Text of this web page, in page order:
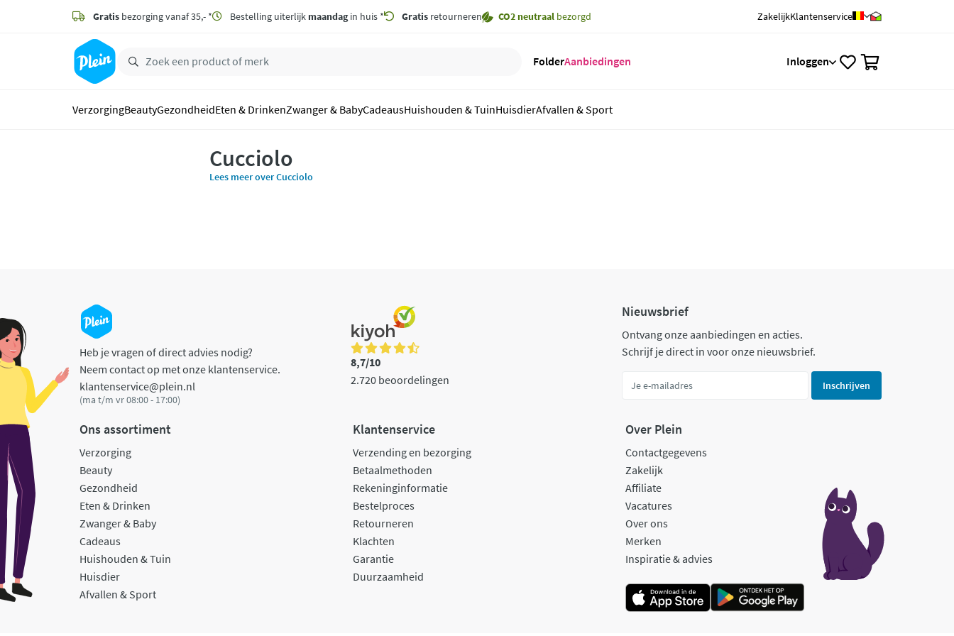
zoeken
hoofdinhoud
Gratis bezorging vanaf 35,- * Bestelling uiterlijk maandagin huis * Gratis retourneren CO2 neutraal bezorgd ZakelijkKlantenservice
FolderAanbiedingen Inloggen
VerzorgingBeautyGezondheidEten & DrinkenZwanger & BabyCadeausHuishouden & TuinHuisdierAfvallen & Sport
Cucciolo
Lees meer over Cucciolo
Heb je vragen of direct advies nodig?
Neem contact op met onze klantenservice.
klantenservice@plein.nl
(ma t/m vr 08:00 - 17:00)
8,7/10
2.720 beoordelingen
Nieuwsbrief
Ontvang onze aanbiedingen en acties.
Schrijf je direct in voor onze nieuwsbrief.
Inschrijven
Ons assortiment
Verzorging
Beauty
Gezondheid
Eten & Drinken
Zwanger & Baby
Cadeaus
Huishouden & Tuin
Huisdier
Afvallen & Sport
Klantenservice
Verzending en bezorging
Betaalmethoden
Rekeninginformatie
Bestelproces
Retourneren
Klachten
Garantie
Duurzaamheid
Over Plein
Contactgegevens
Zakelijk
Affiliate
Vacatures
Over ons
Merken
Inspiratie & advies